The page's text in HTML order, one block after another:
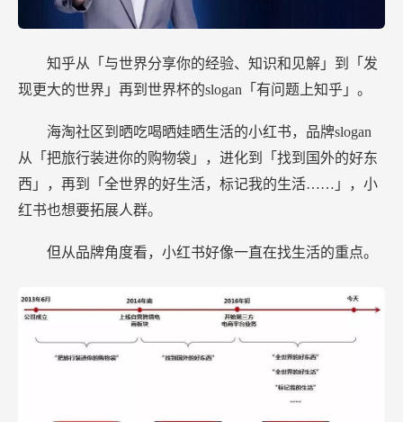
知乎从「与世界分享你的经验、知识和见解」到「发
现更大的世界」再到世界杯的slogan「有问题上知乎」。
海淘社区到晒吃喝晒娃晒生活的小红书，品牌slogan
从「把旅行装进你的购物袋」，进化到「找到国外的好东
西」，再到「全世界的好生活，标记我的生活……」，小
红书也想要拓展人群。
但从品牌角度看，小红书好像一直在找生活的重点。